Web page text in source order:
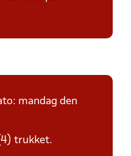
mandag den
trukket.